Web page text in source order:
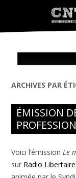
CNT
ARCHIVES PAR
ÉMISSION
Voici l’émissionLe
sur Radio Libertaire